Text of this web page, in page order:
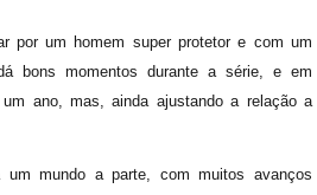
por um homem super protetor e com um
bons momentos durante a série, e em
ano, mas, ainda ajustando a relação a
mundo a parte, com muitos avanços